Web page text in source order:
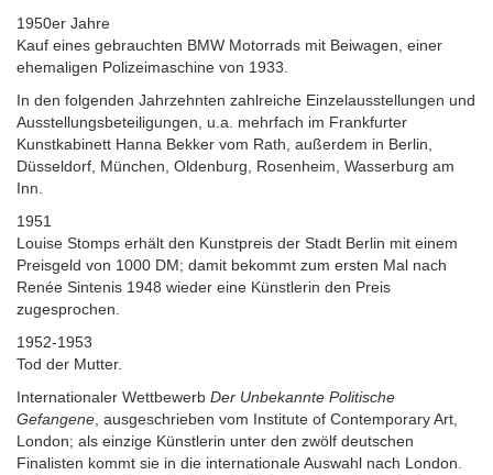
1950er Jahre
Kauf eines gebrauchten BMW Motorrads mit Beiwagen, einer
ehemaligen Polizeimaschine von 1933.
In den folgenden Jahrzehnten zahlreiche Einzelausstellungen und
Ausstellungsbeteiligungen, u.a. mehrfach im Frankfurter
Kunstkabinett Hanna Bekker vom Rath, außerdem in Berlin,
Düsseldorf, München, Oldenburg, Rosenheim, Wasserburg am
Inn.
1951
Louise Stomps erhält den Kunstpreis der Stadt Berlin mit einem
Preisgeld von 1000 DM; damit bekommt zum ersten Mal nach
Renée Sintenis 1948 wieder eine Künstlerin den Preis
zugesprochen.
1952-1953
Tod der Mutter.
Internationaler Wettbewerb Der Unbekannte Politische
Gefangene , ausgeschrieben vom Institute of Contemporary Art,
London; als einzige Künstlerin unter den zwölf deutschen
Finalisten kommt sie in die internationale Auswahl nach London.